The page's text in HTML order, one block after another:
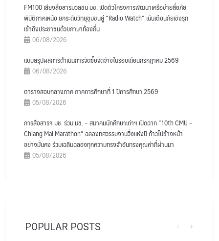
FM100 เสียงสื่อสารมวลชน มช. เปิดตัวโครงการพัฒนาเครือข่ายสื่อภัย
พิบัติภาคเหนือ ยกระดับวิทยุชุมชนสู่ “Radio Watch” เน้นเตือนภัยเชิงรุก
เข้าถึงประชาชนด้วยภาษาท้องถิ่น
06/08/2026
แบบสรุปผลการดำเนินการจัดซื้อจัดจ้างในรอบเดือนกรกฎาคม 2569
06/08/2026
ตารางสอบกลางภาค ภาคการศึกษาที่ 1 ปีการศึกษา 2569
05/08/2026
การสื่อสารฯ มช. ร่วม มช. – สมาคมนักศึกษาเก่าฯ เปิดฉาก “10th CMU –
Chiang Mai Marathon” ฉลองทศวรรษงานวิ่งแห่งปี ก้าวไปข้างหน้า
อย่างมั่นคง ร่วมเฉลิมฉลองทุกความทรงจำอันทรงคุณค่าที่ผ่านมา
05/08/2026
POPULAR POSTS